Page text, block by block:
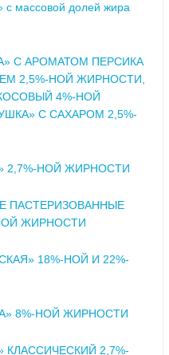
с массовой долей жира
С АРОМАТОМ ПЕРСИКА
2,5%-НОЙ ЖИРНОСТИ,
4%-НОЙ
С САХАРОМ 2,5%-
2,7%-НОЙ ЖИРНОСТИ
ПАСТЕРИЗОВАННЫЕ
ЖИРНОСТИ
18%-НОЙ И 22%-
8%-НОЙ ЖИРНОСТИ
КЛАССИЧЕСКИЙ 2,7%-